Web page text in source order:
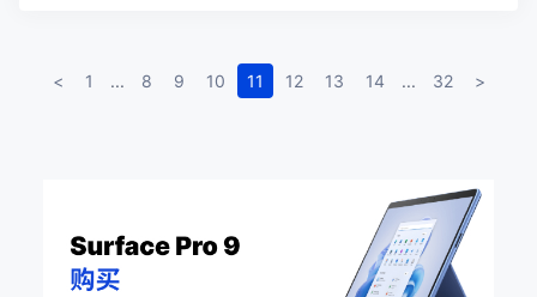
< 1 ... 8 9 10 11 12 13 14 ... 32 >